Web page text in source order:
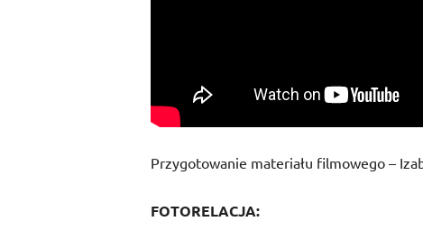
Przygotowanie materiału filmowego –
FOTORELACJA: